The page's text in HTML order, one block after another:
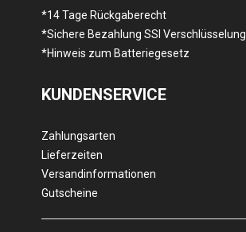
*14 Tage Rückgaberecht
*Sichere Bezahlung SSl Verschlüsselung
*Hinweis zum Batteriegesetz
KUNDENSERVICE
Zahlungsarten
Lieferzeiten
Versandinformationen
Gutscheine